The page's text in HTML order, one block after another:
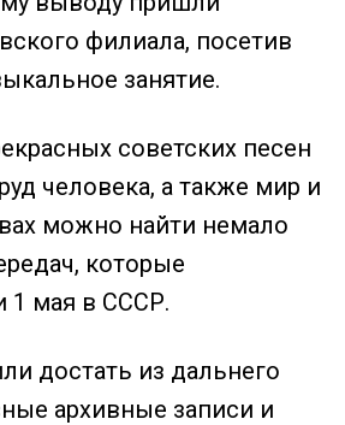
филиала, посетив
занятие.
советских песен
человека, а также мир и
можно найти немало
которые
1 мая в СССР.
достать из дальнего
архивные записи и